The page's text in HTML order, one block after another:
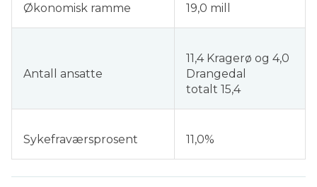
Økonomisk ramme 19,0 mill
Antall ansatte
11,4 Kragerø og 4,0
Drangedal
totalt 15,4
Sykefraværsprosent 11,0%